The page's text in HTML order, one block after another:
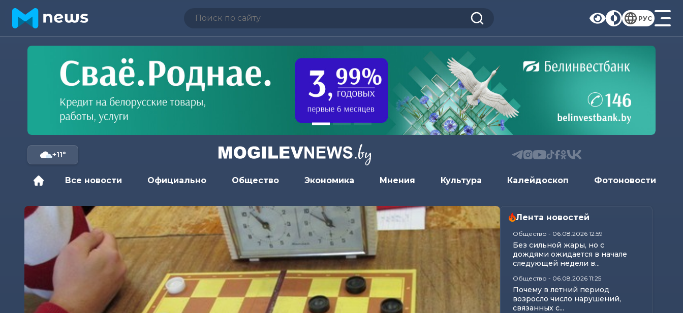
РУС
+11°
Все новости Официально Общество Экономика Мнения Культура Калейдоскоп Фотоновости
Лента новостей
Общество - 06.08.2026 12:59
Без сильной жары, но с
дождями ожидается в начале
следующей недели в...
Общество - 06.08.2026 11:25
Почему в летний период
возросло число нарушений,
связанных с...